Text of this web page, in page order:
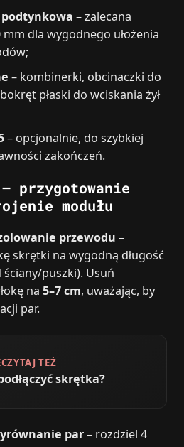
– zalecana
mm dla wygodnego ułożenia
– kombinerki, obcinaczki do
płaski do wciskania żył
– opcjonalnie, do szybkiej
zakończeń.
przygotowanie
modułu
przewodu –
skrętki na wygodną długość
ściany/puszki). Usuń
na5–7 cm, uważając, by
par.
TEŻ
skrętka?
par– rozdziel 4